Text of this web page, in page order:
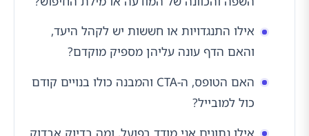
אילו התנגדויות או חששות יש לקהל היעד,
והאם הדף עונה עליהן מספיק מוקדם?
האם הטופס, ה-CTA והמבנה כולו בנויים קודם
כול למובייל?
אילו נתונים אני מודד בפועל, ומה בדיוק אבדוק